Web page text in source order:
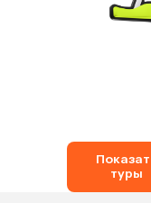
туры